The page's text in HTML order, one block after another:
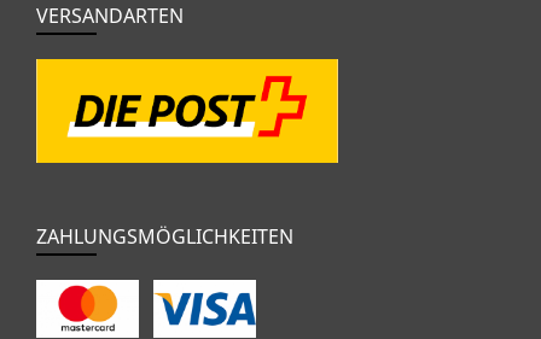
VERSANDARTEN
ZAHLUNGSMÖGLICHKEITEN